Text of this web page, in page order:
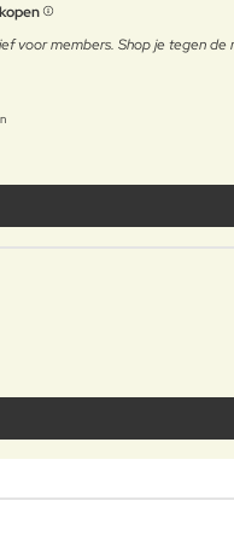
voor members. Shop je tegen